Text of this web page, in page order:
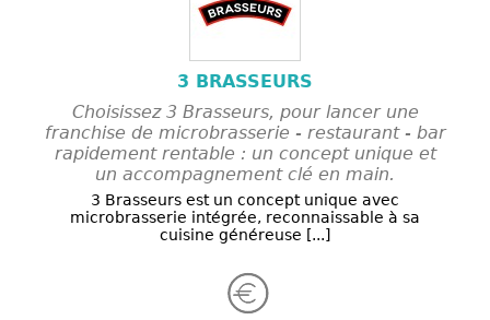
3 BRASSEURS
Choisissez 3 Brasseurs, pour lancer une
franchise de microbrasserie - restaurant - bar
rapidement rentable : un concept unique et
un accompagnement clé en main.
3 Brasseurs est un concept unique avec
microbrasserie intégrée, reconnaissable à sa
cuisine généreuse [...]